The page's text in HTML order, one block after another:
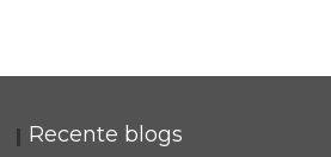
Recente blogs